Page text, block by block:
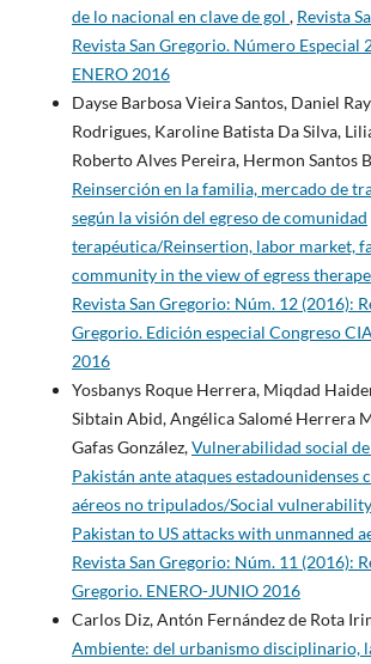
de lo nacional en clave de gol , Revista
Revista San Gregorio. Número Especial
ENERO 2016
Dayse Barbosa Vieira Santos, Daniel
Rodrigues, Karoline Batista Da Silva,
Roberto Alves Pereira, Hermon Santos
Reinserción en la familia, mercado de
según la visión del egreso de comunidad
terapéutica/Reinsertion, labor market,
community in the view of egress
Revista San Gregorio: Núm. 12 (2016):
Gregorio. Edición especial Congreso
2016
Yosbanys Roque Herrera, Miqdad
Sibtain Abid, Angélica Salomé Herrera
Gafas González,Vulnerabilidad social
Pakistán ante ataques estadounidenses
aéreos no tripulados/Social
Pakistan to US attacks with unmanned
Revista San Gregorio: Núm. 11 (2016):
Gregorio. ENERO-JUNIO 2016
Carlos Diz, Antón Fernández de Rota
Ambiente: del urbanismo disciplinario,